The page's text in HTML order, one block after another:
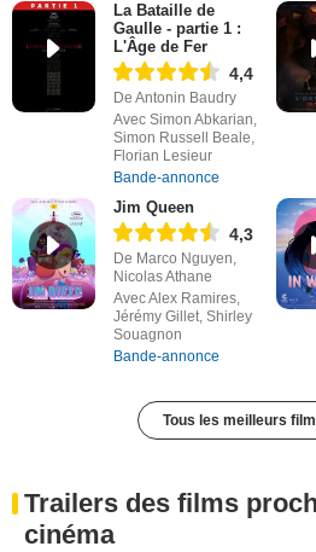
La Bataille de
Gaulle - partie 1 :
L'Âge de Fer
4,4
De Antonin Baudry
Avec Simon Abkarian,
Simon Russell Beale,
Florian Lesieur
Bande-annonce
Jim Queen
4,3
De Marco Nguyen,
Nicolas Athane
Avec Alex Ramires,
Jérémy Gillet, Shirley
Souagnon
Bande-annonce
Tous les meilleurs
Trailers des films
cinéma